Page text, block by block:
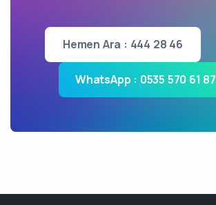
Hemen Ara : 444 28 46
WhatsApp : 0535 570 61 87